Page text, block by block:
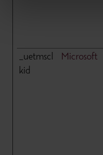
_uetmscl
kid
Microsoft